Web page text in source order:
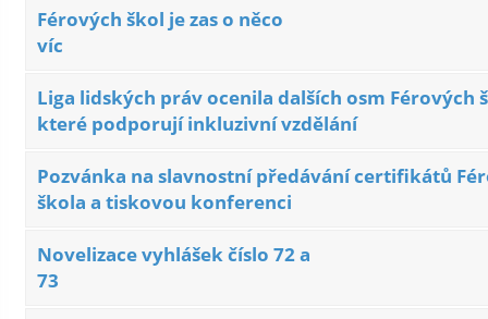
Férových škol je zas o něco
víc
Liga lidských práv ocenila dalších osm Férových
které podporují inkluzivní vzdělání
Pozvánka na slavnostní předávání certifikátů
škola a tiskovou konferenci
Novelizace vyhlášek číslo 72 a
73